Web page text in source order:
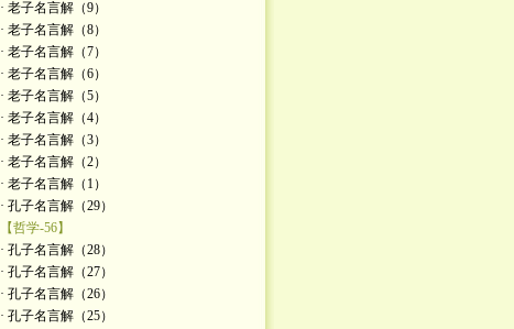
· 老子名言解（9）
· 老子名言解（8）
· 老子名言解（7）
· 老子名言解（6）
· 老子名言解（5）
· 老子名言解（4）
· 老子名言解（3）
· 老子名言解（2）
· 老子名言解（1）
· 孔子名言解（29）
【哲学-56】
· 孔子名言解（28）
· 孔子名言解（27）
· 孔子名言解（26）
· 孔子名言解（25）